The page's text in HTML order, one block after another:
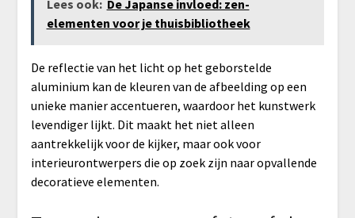
Lees ook: De Japanse invloed: zen-
elementen voor je thuisbibliotheek
De reflectie van het licht op het geborstelde
aluminium kan de kleuren van de afbeelding op een
unieke manier accentueren, waardoor het kunstwerk
levendiger lijkt. Dit maakt het niet alleen
aantrekkelijk voor de kijker, maar ook voor
interieurontwerpers die op zoek zijn naar opvallende
decoratieve elementen.